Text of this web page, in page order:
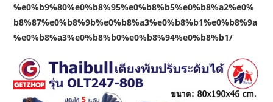
%e0%b9%80%e0%b8%95%e0%b8%b5%e0%b8%a2%e0%
b8%87%e0%b8%9b%e0%b8%a3%e0%b8%b1%e0%b8%9a
%e0%b8%a3%e0%b8%b0%e0%b8%94%e0%b8%b1/